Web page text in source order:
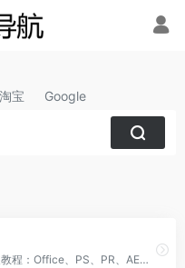
淘宝 Google
软件SOS官方网站,整合软件安装教程：Office、PS、PR、AE、C4D、Axure、CAD、3DMax等常用办公、平面设计、室内设计软件等商业软件激活,提供Windows和Mac版本免费下载资源、安装使用教程分享。